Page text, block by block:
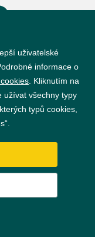
uživatelské
informace o
. Kliknutím na
užívat všechny typy
typů cookies,